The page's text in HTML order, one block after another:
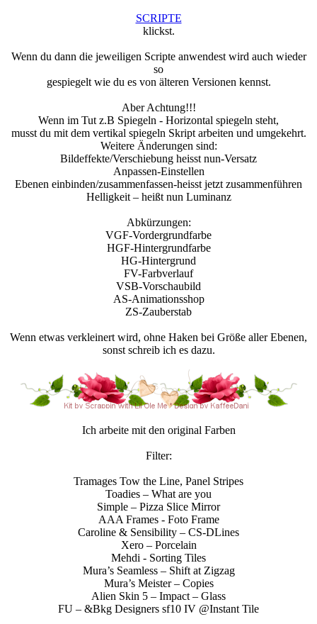
SCRIPTE
klickst.
Wenn du dann die jeweiligen Scripte anwendest wird auch wieder
so
gespiegelt wie du es von älteren Versionen kennst.
Aber Achtung!!!
Wenn im Tut z.B Spiegeln - Horizontal spiegeln steht,
musst du mit dem vertikal spiegeln Skript arbeiten und umgekehrt.
Weitere Änderungen sind:
Bildeffekte/Verschiebung heisst nun-Versatz
Anpassen-Einstellen
Ebenen einbinden/zusammenfassen-heisst jetzt zusammenführen
Helligkeit – heißt nun Luminanz
Abkürzungen:
VGF-Vordergrundfarbe
HGF-Hintergrundfarbe
HG-Hintergrund
FV-Farbverlauf
VSB-Vorschaubild
AS-Animationsshop
ZS-Zauberstab
Wenn etwas verkleinert wird, ohne Haken bei Größe aller Ebenen,
sonst schreib ich es dazu.
Ich arbeite mit den original Farben
Filter:
Tramages Tow the Line, Panel Stripes
Toadies – What are you
Simple – Pizza Slice Mirror
AAA Frames - Foto Frame
Caroline & Sensibility – CS-DLines
Xero – Porcelain
Mehdi - Sorting Tiles
Mura’s Seamless – Shift at Zigzag
Mura’s Meister – Copies
Alien Skin 5 – Impact – Glass
FU – &Bkg Designers sf10 IV @Instant Tile